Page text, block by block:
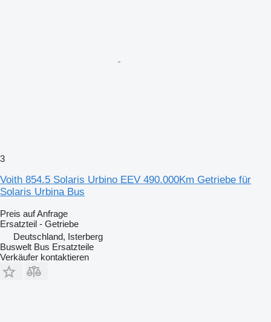
3
Voith 854.5 Solaris Urbino EEV 490.000Km Getriebe für
Solaris Urbina Bus
Preis auf Anfrage
Ersatzteil - Getriebe
Deutschland, Isterberg
Buswelt Bus Ersatzteile
Verkäufer kontaktieren